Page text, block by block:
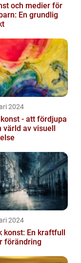
och medier för
En grundlig
2024
- att fördjupa
värld av visuell
2024
konst: En kraftfull
förändring